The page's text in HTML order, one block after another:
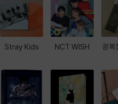
Stray Kids NCT WISH 광복